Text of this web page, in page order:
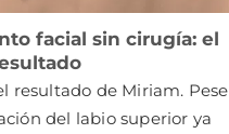
facial sin cirugía: el
resultado de Miriam. Pese
del labio superior ya